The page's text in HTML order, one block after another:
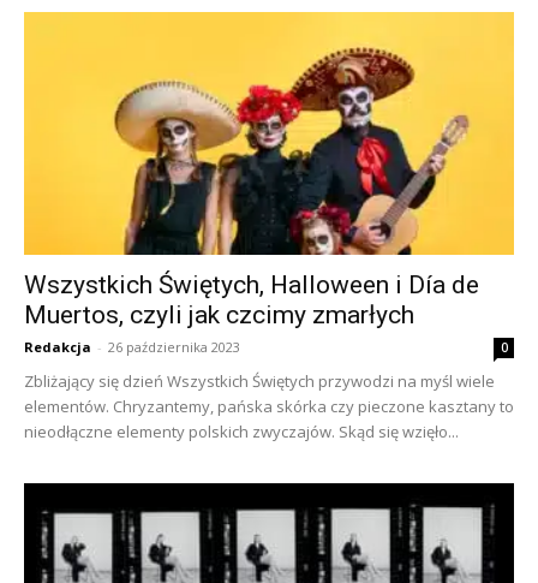
Wszystkich Świętych, Halloween i Día de
Muertos, czyli jak czcimy zmarłych
Redakcja - 26 października 2023 0
Zbliżający się dzień Wszystkich Świętych przywodzi na myśl wiele
elementów. Chryzantemy, pańska skórka czy pieczone kasztany to
nieodłączne elementy polskich zwyczajów. Skąd się wzięło...